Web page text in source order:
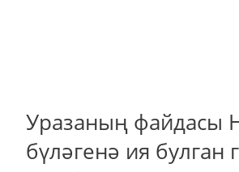
Уразаның файдасы
бүләгенә ия булган